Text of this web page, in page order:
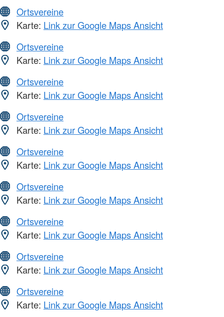
Ortsvereine
Karte: Link zur Google Maps Ansicht
Ortsvereine
Karte: Link zur Google Maps Ansicht
Ortsvereine
Karte: Link zur Google Maps Ansicht
Ortsvereine
Karte: Link zur Google Maps Ansicht
Ortsvereine
Karte: Link zur Google Maps Ansicht
Ortsvereine
Karte: Link zur Google Maps Ansicht
Ortsvereine
Karte: Link zur Google Maps Ansicht
Ortsvereine
Karte: Link zur Google Maps Ansicht
Ortsvereine
Karte: Link zur Google Maps Ansicht